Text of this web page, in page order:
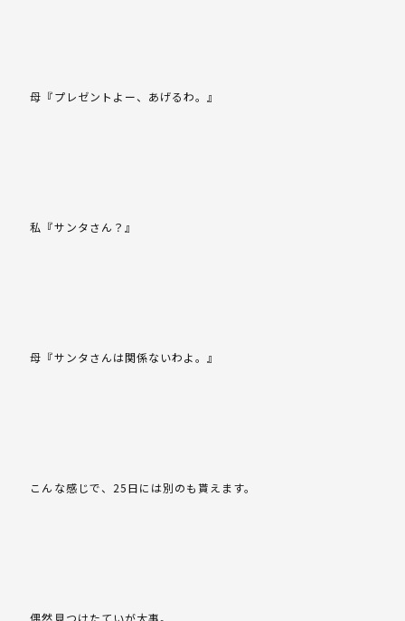
母『プレゼントよー、あげるわ。』
私『サンタさん？』
母『サンタさんは関係ないわよ。』
こんな感じで、25日には別のも貰えます。